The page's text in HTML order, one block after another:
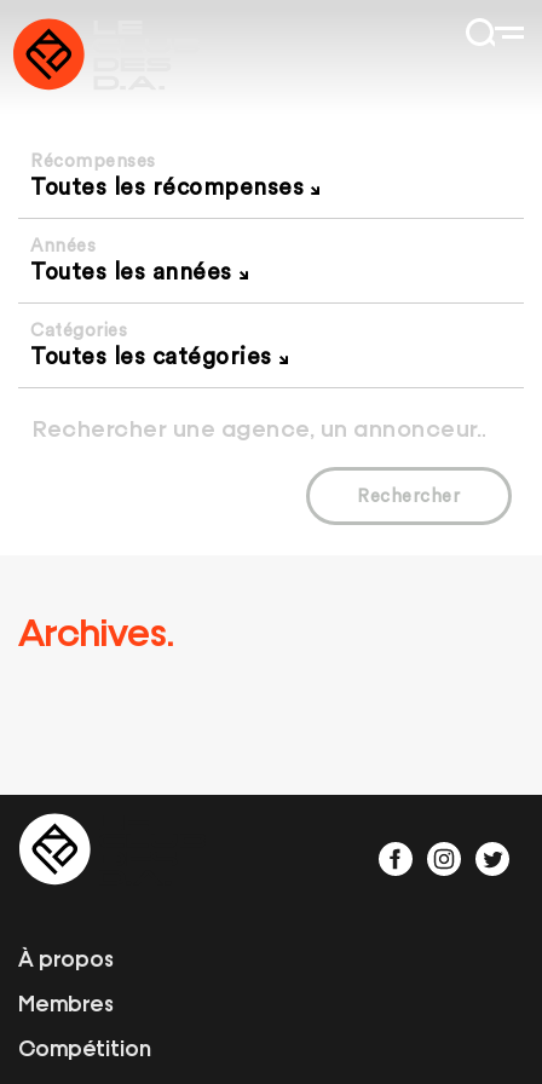
Récompenses
Toutes les récompenses
Années
Toutes les années
Catégories
Toutes les catégories
Rechercher
Archives.
À propos
Membres
Compétition